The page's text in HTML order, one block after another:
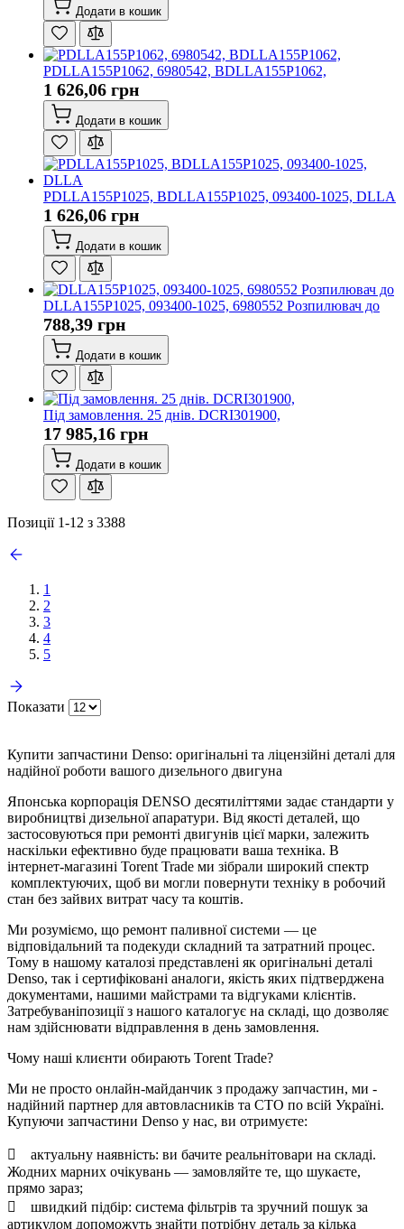
Додати в кошик
PDLLA155P1062, 6980542, BDLLA155P1062,
1 626,06 грн
Додати в кошик
PDLLA155P1025, BDLLA155P1025, 093400-1025, DLLA
1 626,06 грн
Додати в кошик
DLLA155P1025, 093400-1025, 6980552 Розпилювач до
788,39 грн
Додати в кошик
Під замовлення. 25 днів. DCRI301900,
17 985,16 грн
Додати в кошик
Позиції 1-12 з 3388
1
2
3
4
5
Показати
Купити запчастини Denso: оригінальні та ліцензійні деталі для
надійної роботи вашого дизельного двигуна
Японська корпорація DENSO десятиліттями задає стандарти у
виробництві дизельної апаратури. Від якості деталей, що
застосовуються при ремонті двигунів цієї марки, залежить
наскільки ефективно буде працювати ваша техніка. В
інтернет-магазині Torent Trade ми зібрали широкий спектр
комплектуючих, щоб ви могли повернути техніку в робочий
стан без зайвих витрат часу та коштів.
Ми розуміємо, що ремонт паливної системи — це
відповідальний та подекуди складний та затратний процес.
Тому в нашому каталозі представлені як оригінальні деталі
Denso, так і сертифіковані аналоги, якість яких підтверджена
документами, нашими майстрами та відгуками клієнтів.
Затребуваніпозиції з нашого каталогує на складі, що дозволяє
нам здійснювати відправлення в день замовлення.
Чому наші клиєнти обирають Torent Trade?
Ми не просто онлайн-майданчик з продажу запчастин, ми -
надійний партнер для автовласників та СТО по всій Україні.
Купуючи запчастини Denso у нас, ви отримуєте:
 актуальну наявність: ви бачите реальнітовари на складі.
Жодних марних очікувань — замовляйте те, що шукаєте,
прямо зараз;
 швидкий підбір: система фільтрів та зручний пошук за
артикулом допоможуть знайти потрібну деталь за кілька